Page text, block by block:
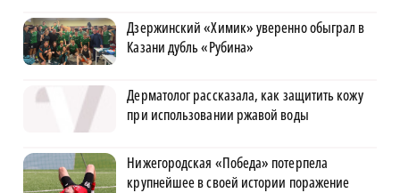
Дзержинский «Химик» уверенно обыграл в
Казани дубль «Рубина»
Дерматолог рассказала, как защитить кожу
при использовании ржавой воды
Нижегородская «Победа» потерпела
крупнейшее в своей истории поражение